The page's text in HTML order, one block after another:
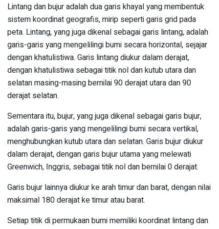
Lintang dan bujur adalah dua garis khayal yang membentuk
sistem koordinat geografis, mirip seperti garis grid pada
peta. Lintang, yang juga dikenal sebagai garis lintang, adalah
garis-garis yang mengelilingi bumi secara horizontal, sejajar
dengan khatulistiwa. Garis lintang diukur dalam derajat,
dengan khatulistiwa sebagai titik nol dan kutub utara dan
selatan masing-masing bernilai 90 derajat utara dan 90
derajat selatan.
Sementara itu, bujur, yang juga dikenal sebagai garis bujur,
adalah garis-garis yang mengelilingi bumi secara vertikal,
menghubungkan kutub utara dan selatan. Garis bujur diukur
dalam derajat, dengan garis bujur utama yang melewati
Greenwich, Inggris, sebagai titik nol dan bernilai 0 derajat.
Garis bujur lainnya diukur ke arah timur dan barat, dengan nilai
maksimal 180 derajat ke timur atau barat.
Setiap titik di permukaan bumi memiliki koordinat lintang dan